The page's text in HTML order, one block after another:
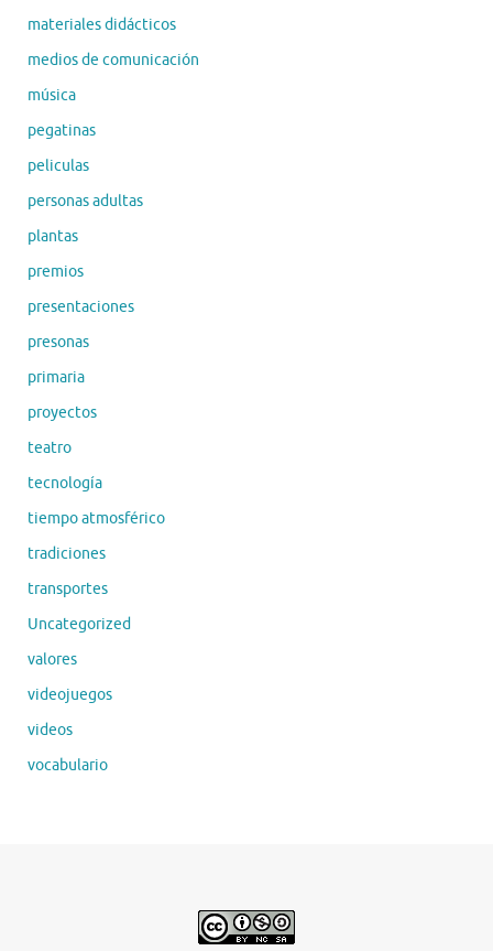
materiales didácticos
medios de comunicación
música
pegatinas
peliculas
personas adultas
plantas
premios
presentaciones
presonas
primaria
proyectos
teatro
tecnología
tiempo atmosférico
tradiciones
transportes
Uncategorized
valores
videojuegos
videos
vocabulario